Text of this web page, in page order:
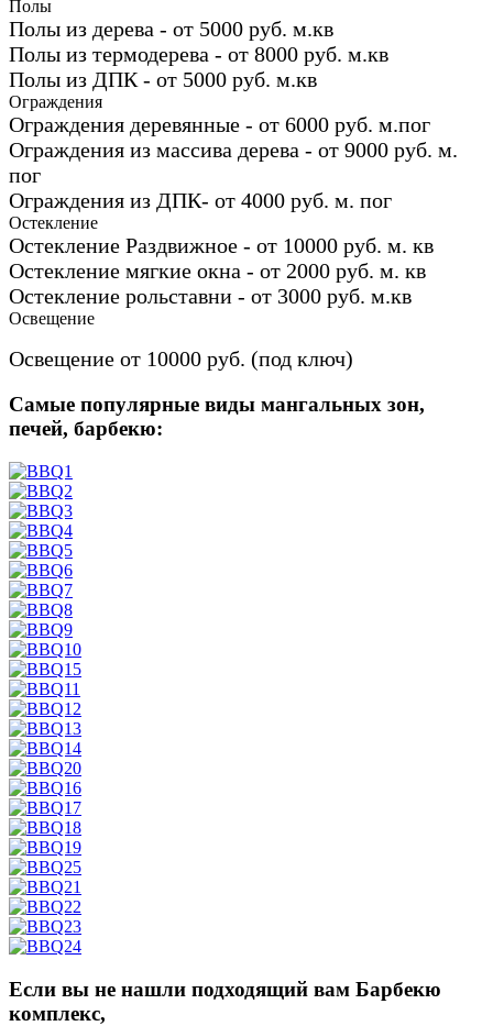
Полы
Полы из дерева - от 5000 руб. м.кв
Полы из термодерева - от 8000 руб. м.кв
Полы из ДПК - от 5000 руб. м.кв
Ограждения
Ограждения деревянные - от 6000 руб. м.пог
Ограждения из массива дерева - от 9000 руб. м.
пог
Ограждения из ДПК- от 4000 руб. м. пог
Остекление
Остекление Раздвижное - от 10000 руб. м. кв
Остекление мягкие окна - от 2000 руб. м. кв
Остекление рольставни - от 3000 руб. м.кв
Освещение
Освещение от 10000 руб. (под ключ)
Самые популярные виды мангальных зон,
печей, барбекю:
Если вы не нашли подходящий вам Барбекю
комплекс,